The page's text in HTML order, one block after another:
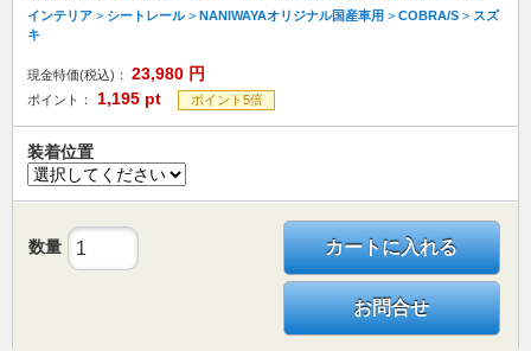
インテリア > シートレール> NANIWAYAオリジナル国産車用 > COBRA/S > スズ
キ
現金特価(税込)： 23,980 円
ポイント： 1,195 pt ポイント5倍
装着位置
数量 カートに入れる
お問合せ